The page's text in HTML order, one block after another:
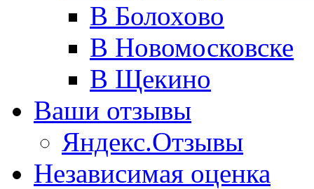
В Болохово
В Новомосковске
В Щекино
Ваши отзывы
Яндекс.Отзывы
Независимая оценка